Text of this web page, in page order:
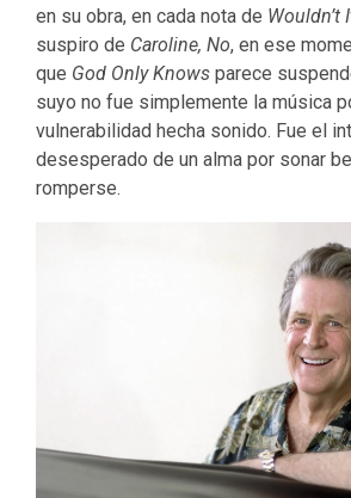
en su obra, en cada nota de Wouldn’t
suspiro de Caroline, No, en ese
que God Only Knows parece
suyo no fue simplemente la música
vulnerabilidad hecha sonido. Fue el
desesperado de un alma por sonar
romperse.